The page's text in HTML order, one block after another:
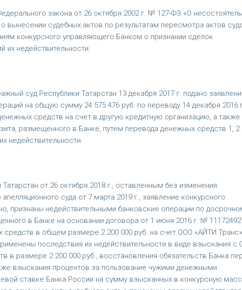
закона от 26 октября 2002 г. № 127-ФЗ «О
вынесении судебных актов по результатам пересмотра актов
конкурсного управляющего Банком о признании сделок
их недействительности.
суд Республики Татарстан 13 декабря 2017 г. подано
на общую сумму 24 575 476 руб. по переводу 14 декабря 2016
средств на счет в другую кредитную организацию, а также
размещенного в Банке, путем перевода денежных средств 1, 2
недействительности.
от 26 октября 2018 г., оставленным без изменения
суда от 7 марта 2019 г., заявление конкурсного
признаны недействительными банковские операции по
в Банке на основании договора от 1 июня 2016 г. №
средств в общем размере 2 200 000 руб. на счет ООО «АЙТИ
последствия их недействительности в виде взыскания с
в размере 2 200 000 руб., восстановления обязательств Банка
взыскания процентов за пользование чужими денежными
ставке Банка России на сумму взысканных в конкурсную